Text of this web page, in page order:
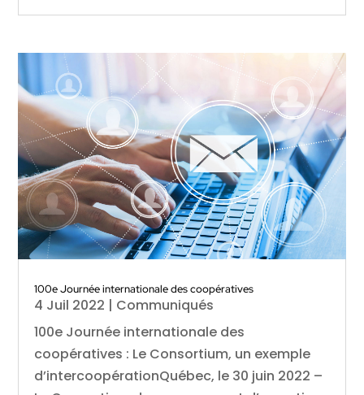
100e Journée internationale des coopératives
4 Juil 2022 | Communiqués
100e Journée internationale des
coopératives : Le Consortium, un exemple
d’intercoopérationQuébec, le 30 juin 2022 –